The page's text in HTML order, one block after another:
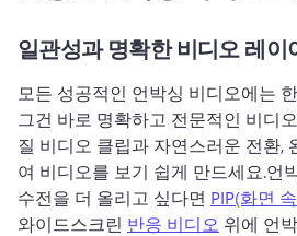
일관성과 명확한 비디오 레이
모든 성공적인 언박싱 비디오에는
그건 바로 명확하고 전문적인 비디
질 비디오 클립과 자연스러운 전환,
여 비디오를 보기 쉽게 만드세요.언
수전을 더 올리고 싶다면 PIP(화면
와이드스크린 반응 비디오 위에 언